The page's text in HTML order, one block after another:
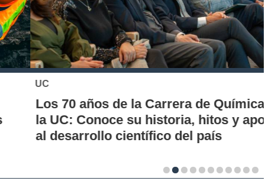
Los 70 años de la Carrera de Química de
la UC: Conoce su historia, hitos y aporte
al desarrollo científico del país